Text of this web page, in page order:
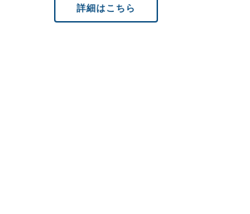
詳細はこちら